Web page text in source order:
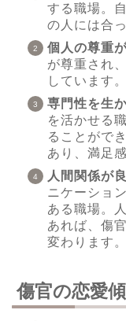
する職場。
の人には合
個人の尊重
が尊重され
しています。
専門性を生
を活かせる
ることがで
あり、満足
人間関係が
ニケーショ
ある職場。
あれば、傷
変わります。
傷官の恋愛